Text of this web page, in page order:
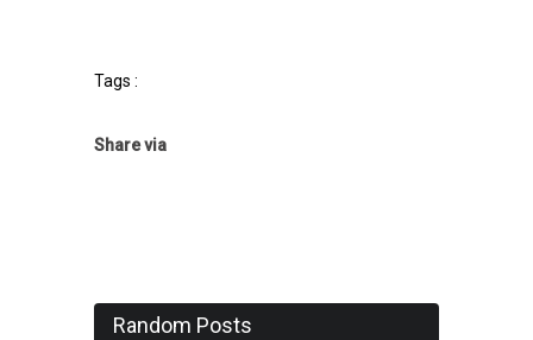
Tags :
Share via
Random Posts